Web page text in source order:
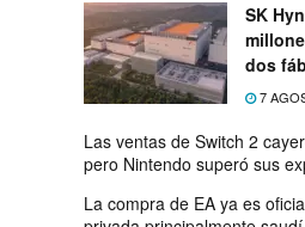
SK
dos
7
Las ventas de Switch 2
pero Nintendo superó sus
La compra de EA ya es